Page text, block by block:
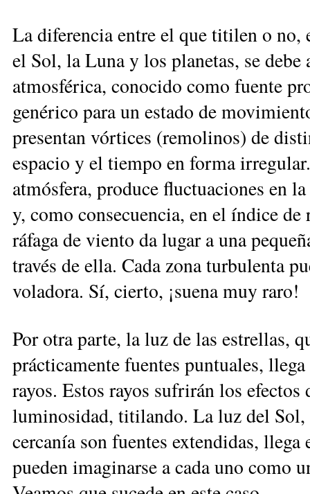
La diferencia entre el que titilen o no,
el Sol, la Luna y los planetas, se
atmosférica, conocido como fuente
genérico para un estado de
presentan vórtices (remolinos) de
espacio y el tiempo en forma
atmósfera, produce fluctuaciones en
y, como consecuencia, en el índice
ráfaga de viento da lugar a una
través de ella. Cada zona turbulenta
voladora. Sí, cierto, ¡suena muy raro!
Por otra parte, la luz de las estrellas,
prácticamente fuentes puntuales,
rayos. Estos rayos sufrirán los
luminosidad, titilando. La luz del Sol,
cercanía son fuentes extendidas,
pueden imaginarse a cada uno como